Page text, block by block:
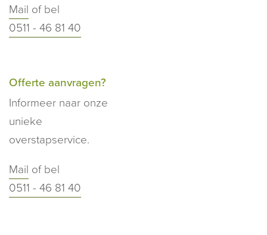
Mail of bel
0511 - 46 81 40
Offerte aanvragen?
Informeer naar onze
unieke
overstapservice.
Mail of bel
0511 - 46 81 40